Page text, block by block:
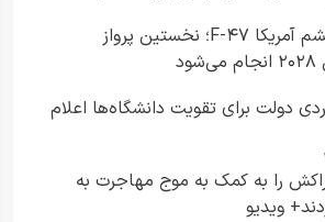
به اقدام می‌زند
جنگنده نسل ششم آمریکا F-۴۷؛ نخستین پرواز
دولت برای تقویت دانشگاه‌ها اعلام
را به کمک به موج مهاجرت به
ویدیو